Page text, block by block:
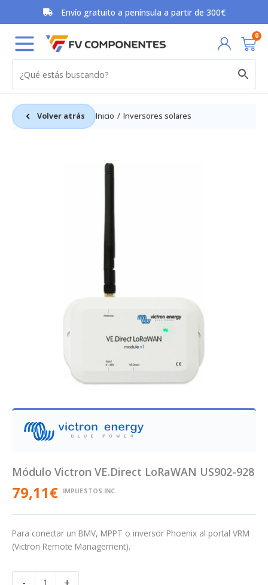
Envío gratuito a península a partir de 300€
0
Volver atrás Inicio Inversores solares
Módulo Victron VE.Direct LoRaWAN US902-928
79,11€ IMPUESTOS INC.
Para conectar un BMV, MPPT o inversor Phoenix al portal VRM
(Victron Remote Management).